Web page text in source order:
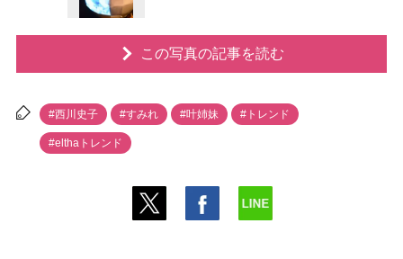
この写真の記事を読む
#西川史子 #すみれ #叶姉妹 #トレンド
#elthaトレンド